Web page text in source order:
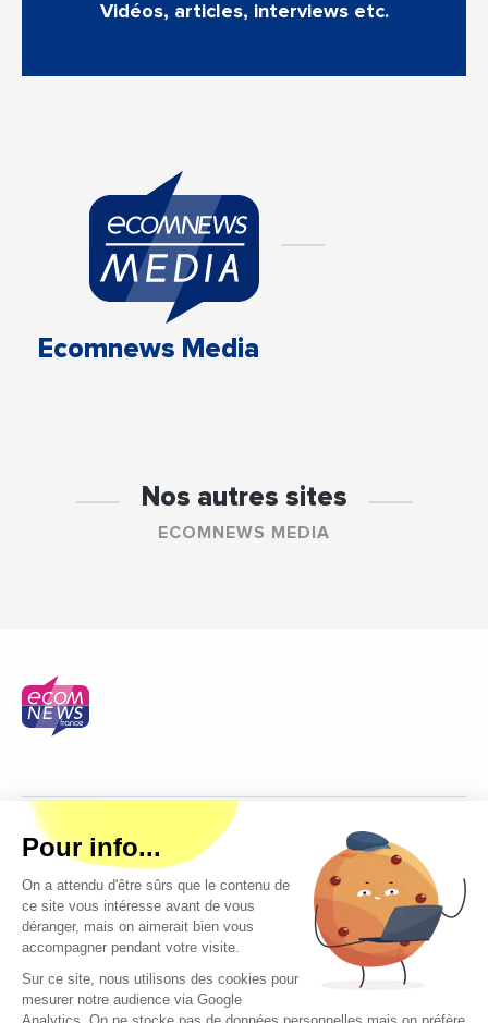
Vidéos, articles, interviews etc.
Ecomnews Media
Nos autres sites
ECOMNEWS MEDIA